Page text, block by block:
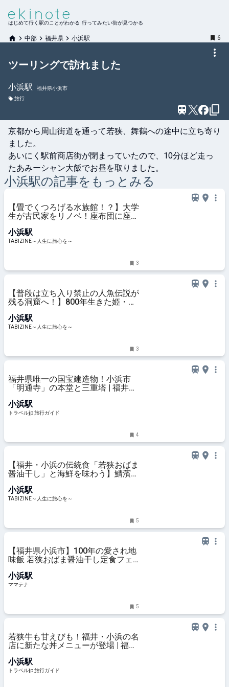
はじめて行く駅のことがわかる 行ってみたい街が見つかる
中部 福井県 小浜駅 6
ツーリングで訪れました
小浜駅
福井県小浜市
旅行
京都から周山街道を通って若狭、舞鶴への途中に立ち寄り
ました。
あいにく駅前商店街が閉まっていたので、10分ほど走っ
たあみーシャン大飯でお昼を取りました。
小浜駅の記事をもっとみる
【畳でくつろげる水族館！？】大学
生が古民家をリノベ！座布団に座っ
| TABIZINE～人生に旅心を～
小浜駅
TABIZINE～人生に旅心を～
3
【普段は立ち入り禁止の人魚伝説が
残る洞窟へ！】800年生きた姫・八
ポ｜福井県小浜市 | TABIZINE～人生
に旅心を～
小浜駅
TABIZINE～人生に旅心を～
3
福井県唯一の国宝建造物！小浜市
「明通寺」の本堂と三重塔 | 福井県
小浜駅
トラベルjp 旅行ガイド
4
【福井・小浜の伝統食「若狭おばま
醤油干し」と海鮮を味わう】鯖濱丼
の四季 | TABIZINE～人生に旅心を～
小浜駅
TABIZINE～人生に旅心を～
5
【福井県小浜市】100年の愛され地
味飯 若狭おばま醤油干し定食フェ
マテナ
小浜駅
ママテナ
5
若狭牛も甘えびも！福井・小浜の名
店に新たな丼メニューが登場 | 福井
小浜駅
トラベルjp 旅行ガイド